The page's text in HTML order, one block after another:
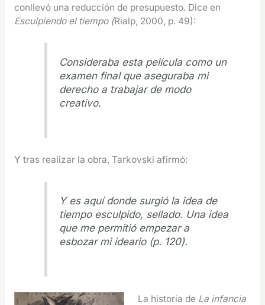
conllevó una reducción de presupuesto. Dice en
Esculpiendo el tiempo (Rialp, 2000, p. 49):
Consideraba esta película como un
examen final que aseguraba mi
derecho a trabajar de modo
creativo.
Y tras realizar la obra, Tarkovski afirmó:
Y es aquí donde surgió la idea de
tiempo esculpido, sellado. Una idea
que me permitió empezar a
esbozar mi ideario (p. 120).
La historia de La infancia